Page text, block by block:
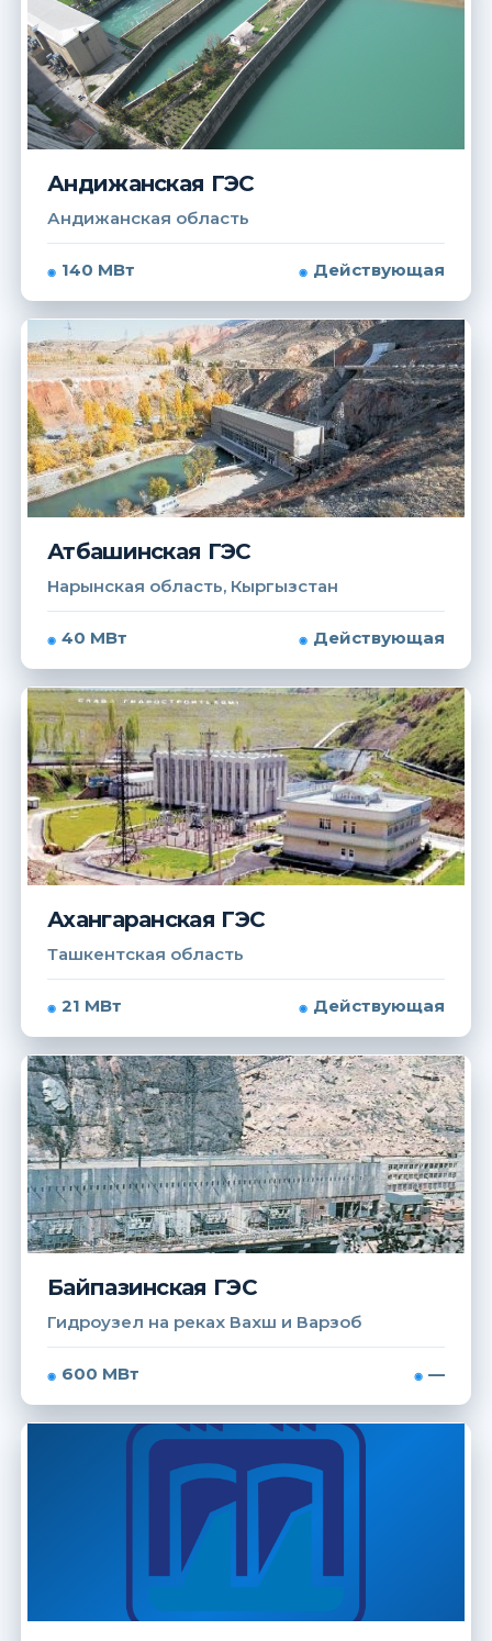
Андижанская ГЭС
Андижанская область
140 МВт Действующая
Атбашинская ГЭС
Нарынская область, Кыргызстан
40 МВт Действующая
Ахангаранская ГЭС
Ташкентская область
21 МВт Действующая
Байпазинская ГЭС
Гидроузел на реках Вахш и Варзоб
600 МВт —